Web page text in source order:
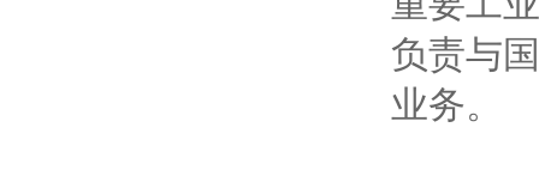
负责与
业务。